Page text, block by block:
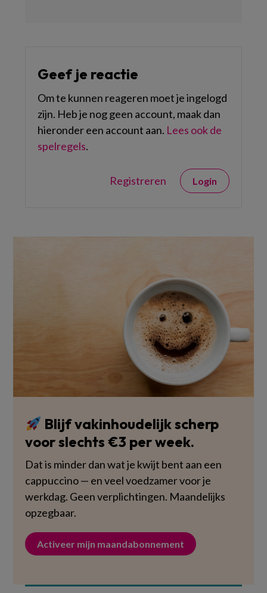
Geef je reactie
Om te kunnen reageren moet je ingelogd
zijn. Heb je nog geen account, maak dan
hieronder een account aan. Lees ook de
spelregels.
Registreren Login
Blijf vakinhoudelijk scherp
voor slechts €3 per week.
Dat is minder dan wat je kwijt bent aan een
cappuccino — en veel voedzamer voor je
werkdag. Geen verplichtingen. Maandelijks
opzegbaar.
Activeer mijn maandabonnement